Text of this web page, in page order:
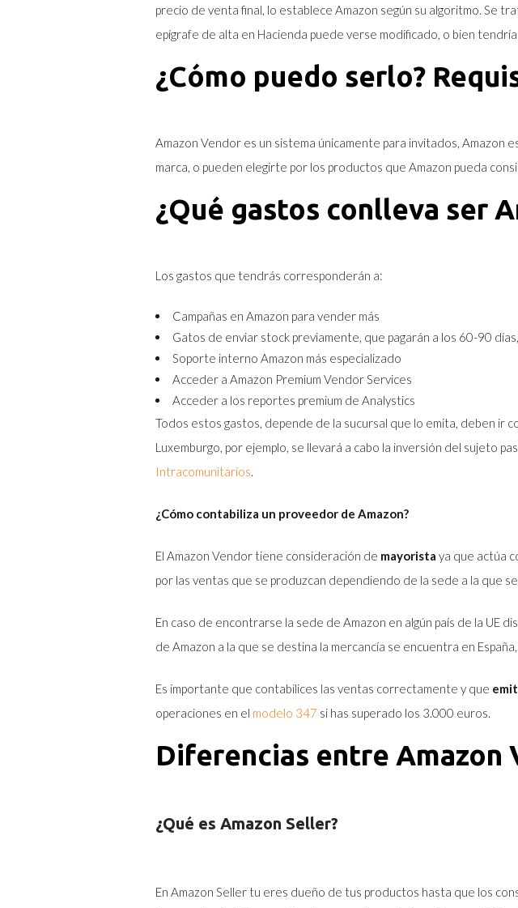
precio de venta final, lo establece Amazon según su algoritmo. Se
epígrafe de alta en Hacienda puede verse modificado, o bien
¿Cómo puedo serlo?
Amazon Vendor es un sistema únicamente para invitados, Amazon
marca, o pueden elegirte por los productos que Amazon pueda
¿Qué gastos conlleva ser
Los gastos que tendrás corresponderán a:
Campañas en Amazon para vender más
Gatos de enviar stock previamente, que pagarán a los 60-90
Soporte interno Amazon más especializado
Acceder a Amazon Premium Vendor Services
Acceder a los reportes premium de Analystics
Todos estos gastos, depende de la sucursal que lo emita, deben ir
Luxemburgo, por ejemplo, se llevará a cabo la inversión del sujeto
Intracomunitarios.
¿Cómo contabiliza un proveedor de Amazon?
El Amazon Vendor tiene consideración de mayorista ya que actúa
por las ventas que se produzcan dependiendo de la sede a la que
En caso de encontrarse la sede de Amazon en algún país de la UE
de Amazon a la que se destina la mercancía se encuentra en
Es importante que contabilices las ventas correctamente y que
operaciones en el modelo 347 si has superado los 3.000 euros.
Diferencias entre Amazon
¿Qué es Amazon Seller?
En Amazon Seller tu eres dueño de tus productos hasta que los